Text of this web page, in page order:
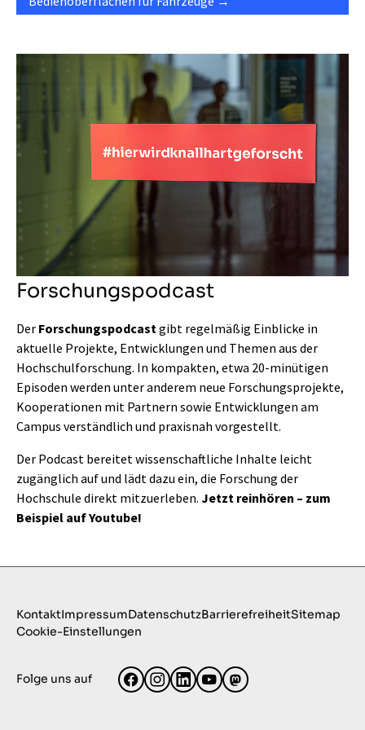
Forschungspodcast
Der Forschungspodcast gibt regelmäßig Einblicke in
aktuelle Projekte, Entwicklungen und Themen aus der
Hochschulforschung. In kompakten, etwa 20-minütigen
Episoden werden unter anderem neue Forschungsprojekte,
Kooperationen mit Partnern sowie Entwicklungen am
Campus verständlich und praxisnah vorgestellt.
Der Podcast bereitet wissenschaftliche Inhalte leicht
zugänglich auf und lädt dazu ein, die Forschung der
Hochschule direkt mitzuerleben. Jetzt reinhören – zum
Beispiel auf Youtube!
KontaktImpressumDatenschutzBarrierefreiheitSitemap
Cookie-Einstellungen
Folge uns auf